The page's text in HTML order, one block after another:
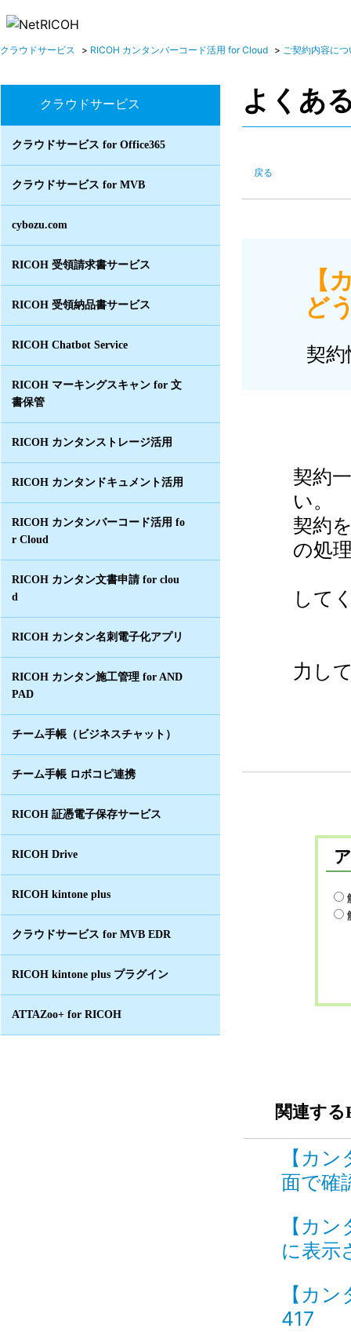
クラウドサービス > RICOH カンタンバーコード活用 for Cloud > ご契約内容につ
クラウドサービス
クラウドサービス for Office365
クラウドサービス for MVB
cybozu.com
RICOH 受領請求書サービス
RICOH 受領納品書サービス
RICOH Chatbot Service
RICOH マーキングスキャン for 文
書保管
RICOH カンタンストレージ活用
RICOH カンタンドキュメント活用
RICOH カンタンバーコード活用 fo
r Cloud
RICOH カンタン文書申請 for clou
d
RICOH カンタン名刺電子化アプリ
RICOH カンタン施工管理 for AND
PAD
チーム手帳（ビジネスチャット）
チーム手帳 ロボコピ連携
RICOH 証憑電子保存サービス
RICOH Drive
RICOH kintone plus
クラウドサービス for MVB EDR
RICOH kintone plus プラグイン
ATTAZoo+ for RICOH
よくあ
戻る
【
ど
契
契約
い。
契約
の処
して
力し
関連する
【カ
面で確
【カ
に表
【カ
417